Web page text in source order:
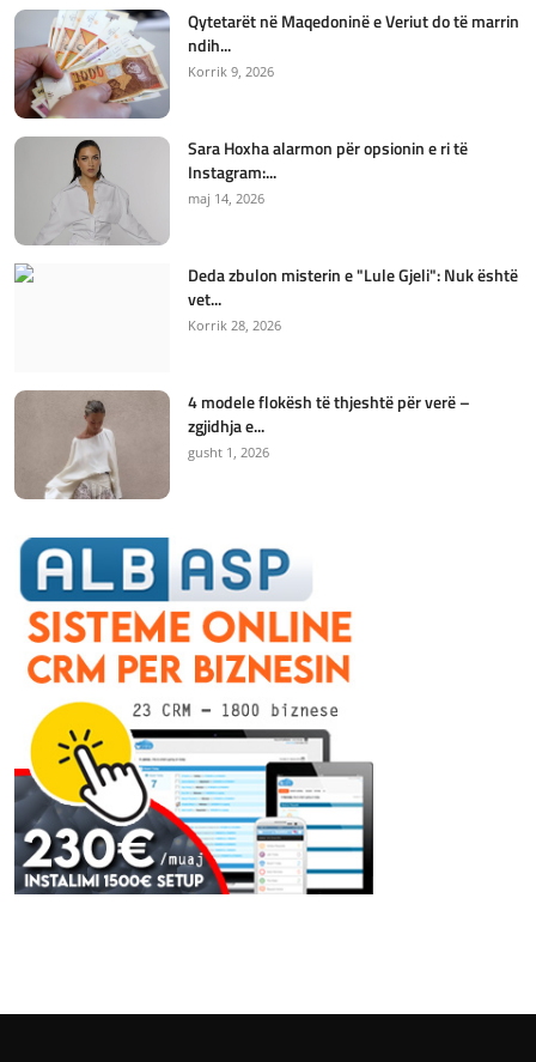
Qytetarët në Maqedoninë e Veriut do të marrin
ndih...
Korrik 9, 2026
Sara Hoxha alarmon për opsionin e ri të
Instagram:...
maj 14, 2026
Deda zbulon misterin e "Lule Gjeli": Nuk është
vet...
Korrik 28, 2026
4 modele flokësh të thjeshtë për verë –
zgjidhja e...
gusht 1, 2026